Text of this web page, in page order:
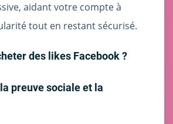
aidant votre compte à
tout en restant sécurisé.
des likes Facebook ?
preuve sociale et la